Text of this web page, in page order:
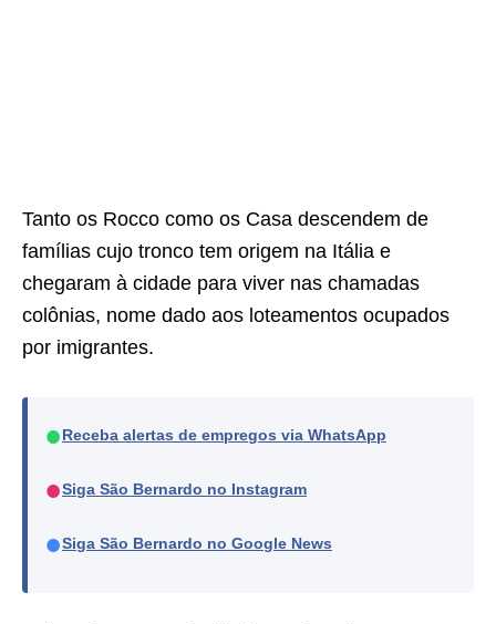
Tanto os Rocco como os Casa descendem de
famílias cujo tronco tem origem na Itália e
chegaram à cidade para viver nas chamadas
colônias, nome dado aos loteamentos ocupados
por imigrantes.
● Receba alertas de empregos via WhatsApp
●Siga São Bernardo no Instagram
●Siga São Bernardo no Google News